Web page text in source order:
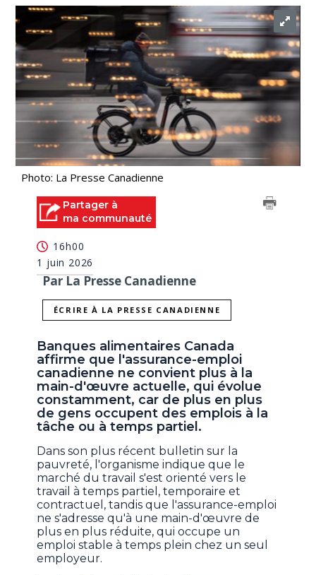
Photo: La Presse Canadienne
Partager à
ma communauté
16h00
1 juin 2026
Par La Presse Canadienne
ÉCRIRE À LA PRESSE CANADIENNE
Banques alimentaires Canada
affirme que l'assurance-emploi
canadienne ne convient plus à la
main-d'œuvre actuelle, qui évolue
constamment, car de plus en plus
de gens occupent des emplois à la
tâche ou à temps partiel.
Dans son plus récent bulletin sur la
pauvreté, l'organisme indique que le
marché du travail s'est orienté vers le
travail à temps partiel, temporaire et
contractuel, tandis que l'assurance-emploi
ne s'adresse qu'à une main-d'œuvre de
plus en plus réduite, qui occupe un
emploi stable à temps plein chez un seul
employeur.